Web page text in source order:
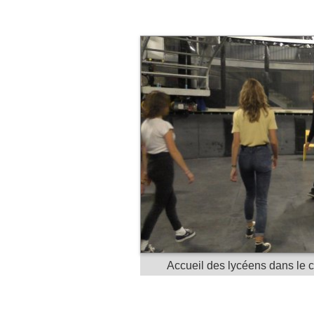
Accueil des lycéens dans le